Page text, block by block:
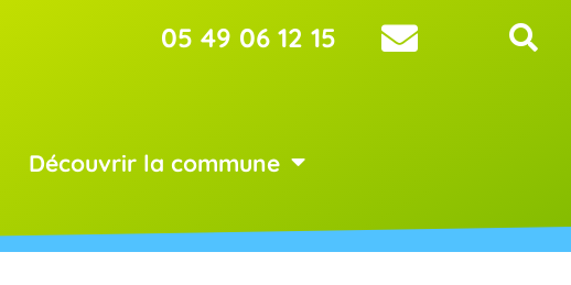
05 49 06 12 15
Découvrir la commune